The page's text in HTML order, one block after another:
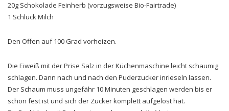
20g Schokolade Feinherb (vorzugsweise Bio-Fairtrade)
1 Schluck Milch
Den Offen auf 100 Grad vorheizen.
Die Eiweiß mit der Prise Salz in der Küchenmaschine leicht schaumig
schlagen. Dann nach und nach den Puderzucker inrieseln lassen.
Der Schaum muss ungefähr 10 Minuten geschlagen werden bis er
schön fest ist und sich der Zucker komplett aufgelöst hat.